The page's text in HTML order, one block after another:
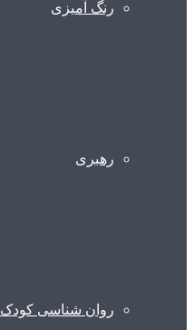
رنگ آمیزی
رهبری
روان شناسی کودک